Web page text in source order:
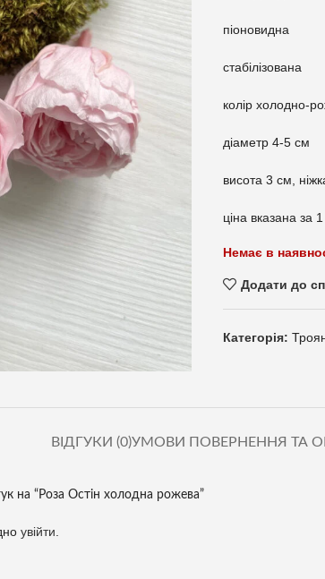
піоновидна
стабілізована
колір холодно-
діаметр 4-5 см
висота 3 см,
ціна вказана за
Немає в
Додати до
Категорія:
ВІДГУКИ (0)УМОВИ ПОВЕРНЕННЯ ТА
на “Роза Остін холодна рожева”
увійти